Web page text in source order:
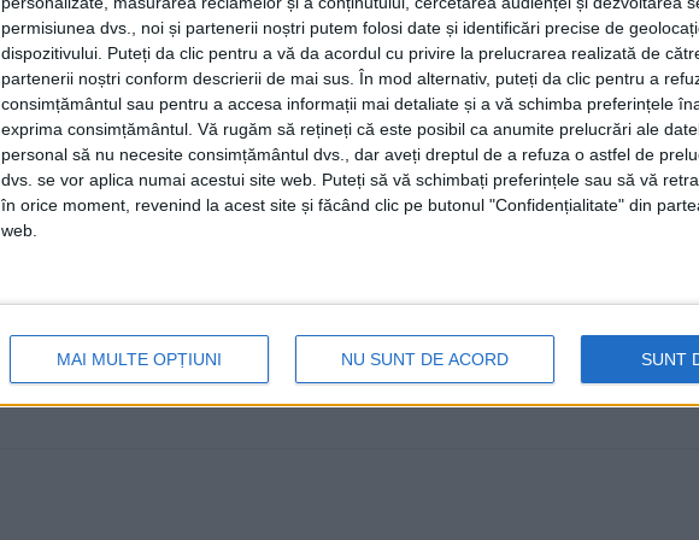
permisiunea dvs., noi și partenerii noștri putem folosi date și identificări precise de
dispozitivului. Puteți da clic pentru a vă da acordul cu privire la prelucrarea realizată de
partenerii noștri conform descrierii de mai sus. În mod alternativ, puteți da clic pentru a
consimțământul sau pentru a accesa informații mai detaliate și a vă schimba preferințele
exprima consimțământul. Vă rugăm să rețineți că este posibil ca anumite prelucrări ale
personal să nu necesite consimțământul dvs., dar aveți dreptul de a refuza o astfel de
dvs. se vor aplica numai acestui site web. Puteți să vă schimbați preferințele sau să vă
în orice moment, revenind la acest site și făcând clic pe butonul "Confidențialitate" din
web.
MAI MULTE OPȚIUNI NU SUNT DE ACORD SUNT
sociale urmează pînă în toamnă
19 FEBRUARIE, 2026
Mihăiță Negură a anunțat, în cadrul unei intervenții
Modovenesc a recepționat un bloc ...